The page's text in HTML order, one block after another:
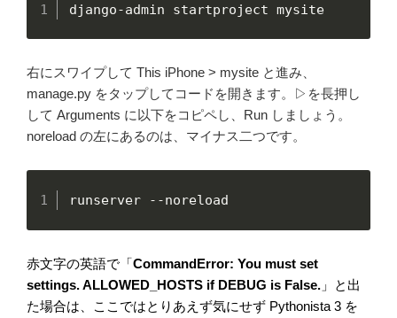
django-admin startproject mysite
右にスワイプして This iPhone > mysite と進み、
manage.py をタップしてコードを開きます。▷を長押し
して Arguments に以下をコピペし、Run しましょう。
noreload の左にあるのは、マイナス二つです。
runserver --noreload
赤文字の英語で「CommandError: You must set
settings. ALLOWED_HOSTS if DEBUG is False. 」と出
た場合は、ここではとりあえず気にせず Pythonista 3 を